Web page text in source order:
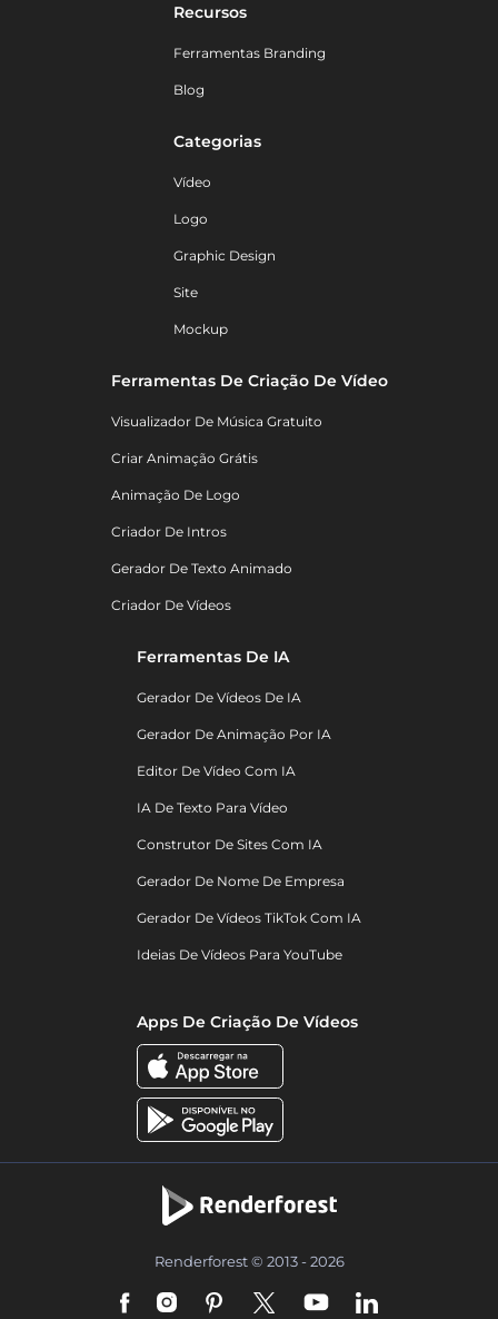
Recursos
Ferramentas Branding
Blog
Categorias
Vídeo
Logo
Graphic Design
Site
Mockup
Ferramentas De Criação De Vídeo
Visualizador De Música Gratuito
Criar Animação Grátis
Animação De Logo
Criador De Intros
Gerador De Texto Animado
Criador De Vídeos
Ferramentas De IA
Gerador De Vídeos De IA
Gerador De Animação Por IA
Editor De Vídeo Com IA
IA De Texto Para Vídeo
Construtor De Sites Com IA
Gerador De Nome De Empresa
Gerador De Vídeos TikTok Com IA
Ideias De Vídeos Para YouTube
Apps De Criação De Vídeos
Renderforest © 2013 - 2026